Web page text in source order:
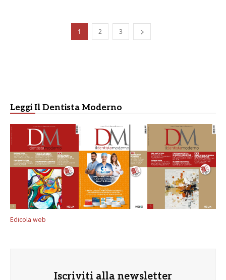
1 2 3
Leggi Il Dentista Moderno
Edicola web
Iscriviti alla newsletter